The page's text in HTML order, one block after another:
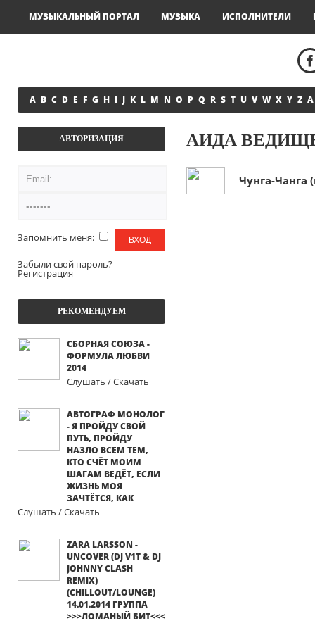
МУЗЫКАЛЬНЫЙ ПОРТАЛ МУЗЫКА ИСПОЛНИТЕЛИ
A B C D E F G H I J K L M N O P Q R S T U V W X Y Z А
АВТОРИЗАЦИЯ
Запомнить меня:
Забыли свой пароль?
Регистрация
РЕКОМЕНДУЕМ
СБОРНАЯ СОЮЗА -
ФОРМУЛА ЛЮБВИ
2014
Слушать / Скачать
АВТОГРАФ МОНОЛОГ
- Я ПРОЙДУ СВОЙ
ПУТЬ, ПРОЙДУ
НАЗЛО ВСЕМ ТЕМ,
КТО СЧЁТ МОИМ
ШАГАМ ВЕДЁТ, ЕСЛИ
ЖИЗНЬ МОЯ
ЗАЧТЁТСЯ, КАК
Слушать / Скачать
ZARA LARSSON -
UNCOVER (DJ V1T & DJ
JOHNNY CLASH
REMIX)
(CHILLOUT/LOUNGE)
14.01.2014 ГРУППА
>>>ЛОМАНЫЙ БИТ<<<
АИДА
Чунга-Чанга